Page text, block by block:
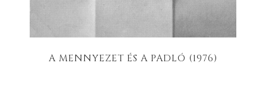
A MENNYEZET ÉS A PADLÓ (1976)